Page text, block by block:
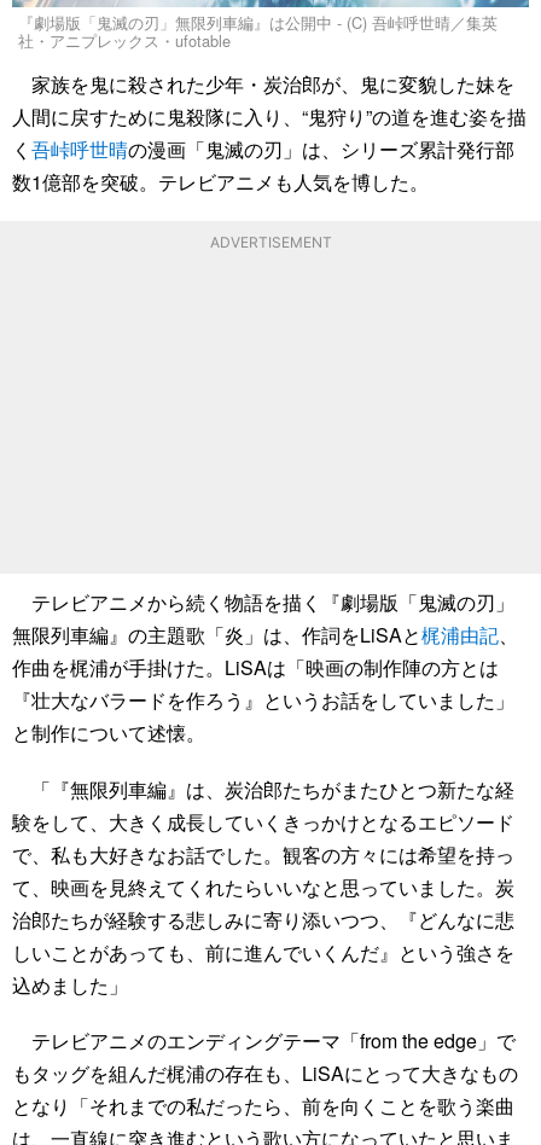
『劇場版「鬼滅の刃」無限列車編』は公開中 - (C) 吾峠呼世晴／集英
社・アニプレックス・ufotable
家族を鬼に殺された少年・炭治郎が、鬼に変貌した妹を
人間に戻すために鬼殺隊に入り、“鬼狩り”の道を進む姿を描
く 吾峠呼世晴の漫画「鬼滅の刃」は、シリーズ累計発行部
数1億部を突破。テレビアニメも人気を博した。
ADVERTISEMENT
テレビアニメから続く物語を描く『劇場版「鬼滅の刃」
無限列車編』の主題歌「炎」は、作詞をLiSAと梶浦由記、
作曲を梶浦が手掛けた。LiSAは「映画の制作陣の方とは
『壮大なバラードを作ろう』というお話をしていました」
と制作について述懐。
「『無限列車編』は、炭治郎たちがまたひとつ新たな経
験をして、大きく成長していくきっかけとなるエピソード
で、私も大好きなお話でした。観客の方々には希望を持っ
て、映画を見終えてくれたらいいなと思っていました。炭
治郎たちが経験する悲しみに寄り添いつつ、『どんなに悲
しいことがあっても、前に進んでいくんだ』という強さを
込めました」
テレビアニメのエンディングテーマ「from the edge」で
もタッグを組んだ梶浦の存在も、LiSAにとって大きなもの
となり「それまでの私だったら、前を向くことを歌う楽曲
は、一直線に突き進むという歌い方になっていたと思いま